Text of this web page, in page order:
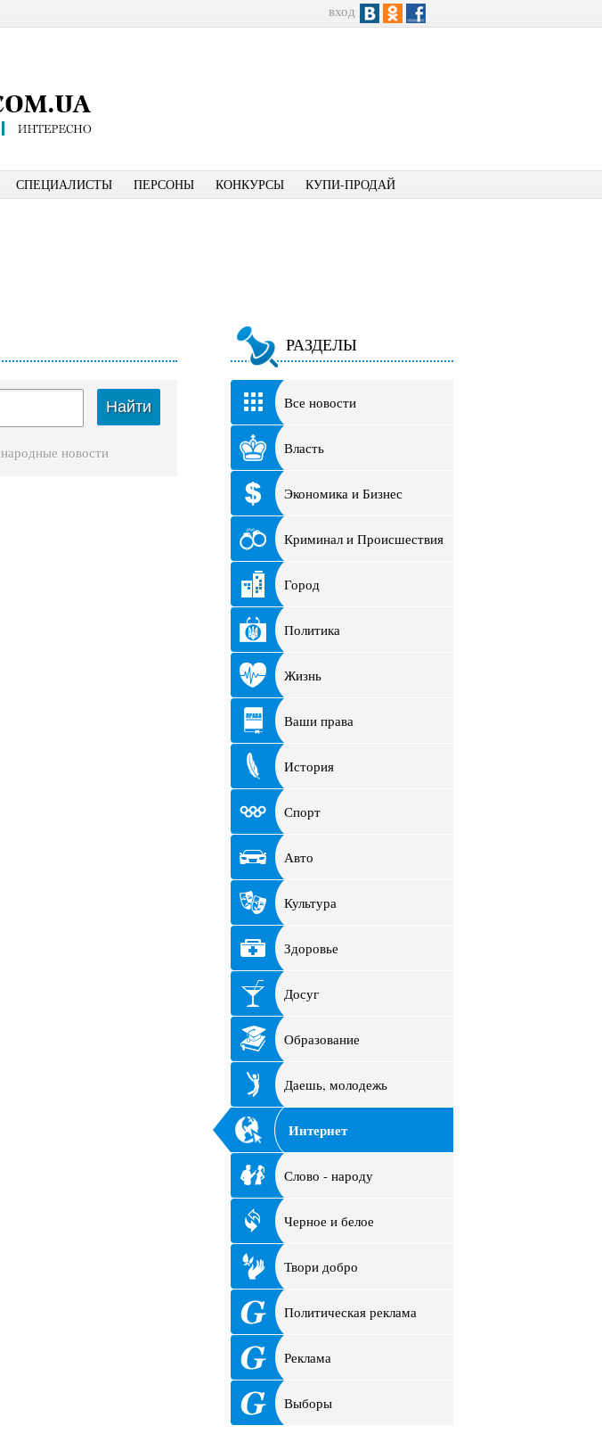
вход
СПЕЦИАЛИСТЫ ПЕРСОНЫ КОНКУРСЫ КУПИ-ПРОДАЙ
Найти
народные новости
РАЗДЕЛЫ
Все новости
Власть
Экономика и Бизнес
Криминал и Происшествия
Город
Политика
Жизнь
Ваши права
История
Спорт
Авто
Культура
Здоровье
Досуг
Образование
Даешь, молодежь
Интернет
Слово - народу
Черное и белое
Твори добро
Политическая реклама
Реклама
Выборы